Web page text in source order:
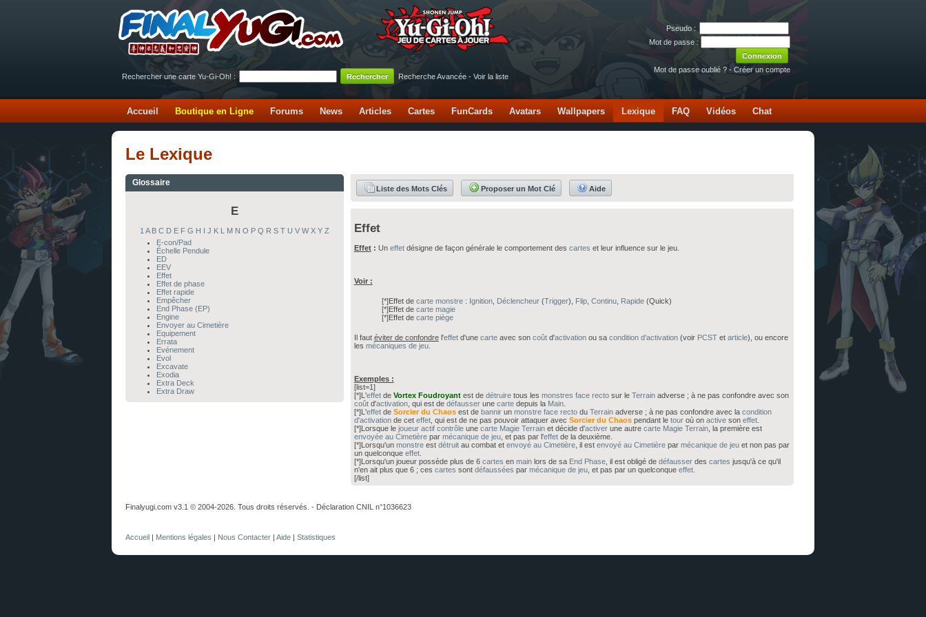
Pseudo :
Mot de passe :
Mot de passe oublié ? - Créer un compte
Rechercher une carte Yu-Gi-Oh! :
Recherche Avancée - Voir la liste
Accueil Boutique en Ligne Forums News Articles Cartes FunCards Avatars Wallpapers Lexique FAQ Vidéos Chat
Le Lexique
Glossaire
E
1 A B C D E F G H J K M N O P Q R S T U V W X Y Z
E-con/Pad
Échelle Pendule
ED
EEV
Effet
Effet de phase
Effet rapide
Empêcher
End Phase (EP)
Engine
Envoyer au Cimetière
Equipement
Errata
Evénement
Evol
Excavate
Exodia
Extra Deck
Extra Draw
Liste des Mots Clés Proposer un Mot Clé Aide
Effet
Effet: Un effetdésigne de façon générale le comportement des cartes et leur influence sur le jeu.
Voir :
[*]Effet de carte monstre: Ignition, Déclencheur(Trigger), Flip, Continu, Rapide(Quick)
[*]Effet de carte magie
[*]Effet de carte piège
Il faut éviter de confondrel'effetd'une carteavec son coûtd'activationou sa condition d'activation(voir PCSTet article), ou encore
les mécaniques de jeu.
Exemples :
[list=1]
[*]L'effetde Vortex Foudroyant est de détruiretous les monstres face rectosur le Terrainadverse ; à ne pas confondre avec son
coûtd'activation, qui est de défausserune cartedepuis la Main.
[*]L'effetde Sorcier du Chaosest de bannirun monstre face rectodu Terrainadverse ; à ne pas confondre avec la condition
d'activationde cet effet, qui est de ne pas pouvoir attaquer avec Sorcier du Chaospendant le touroù on activeson effet.
[*]Lorsque le joueur actif contrôleune carte Magie Terrainet décide d'activerune autre carte Magie Terrain, la première est
envoyée au Cimetièrepar mécanique de jeu, et pas par l'effetde la deuxième.
[*]Lorsqu'un monstreest détruitau combat et envoyé au Cimetière, il est envoyé au Cimetièrepar mécanique de jeuet non pas par
un quelconque effet.
[*]Lorsqu'un joueur possède plus de 6 cartes en mainlors de sa End Phase, il est obligé de défausserdes cartes jusqu'à ce qu'il
n'en ait plus que 6 ; ces cartes sont défaussées par mécanique de jeu, et pas par un quelconque effet.
[/list]
Finalyugi.com v3.1 © 2004-2026. Tous droits réservés. - Déclaration CNIL n°1036623
Accueil Mentions légales Nous Contacter Aide Statistiques